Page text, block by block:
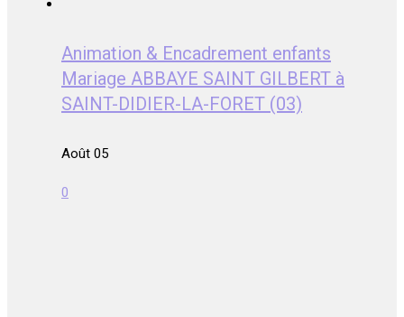
Animation & Encadrement enfants
Mariage ABBAYE SAINT GILBERT à
SAINT-DIDIER-LA-FORET (03)
Août 05
0